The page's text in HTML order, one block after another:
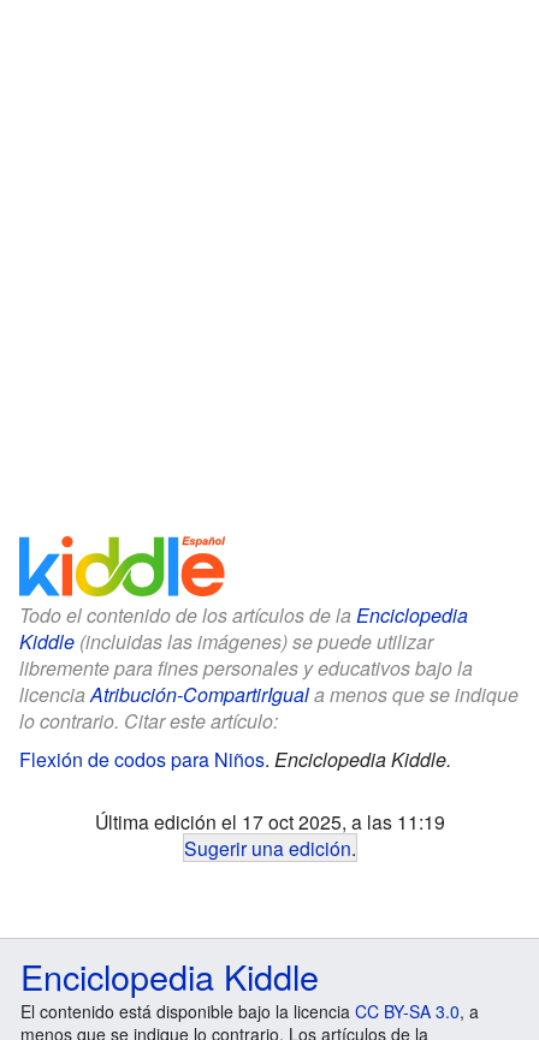
Todo el contenido de los artículos de la Enciclopedia
Kiddle (incluidas las imágenes) se puede utilizar
libremente para fines personales y educativos bajo la
licenciaAtribución-CompartirIguala menos que se indique
lo contrario. Citar este artículo:
Flexión de codos para Niños. Enciclopedia Kiddle.
Última edición el 17 oct 2025, a las 11:19
Sugerir una edición.
Enciclopedia Kiddle
El contenido está disponible bajo la licencia CC BY-SA 3.0, a
menos que se indique lo contrario. Los artículos de la